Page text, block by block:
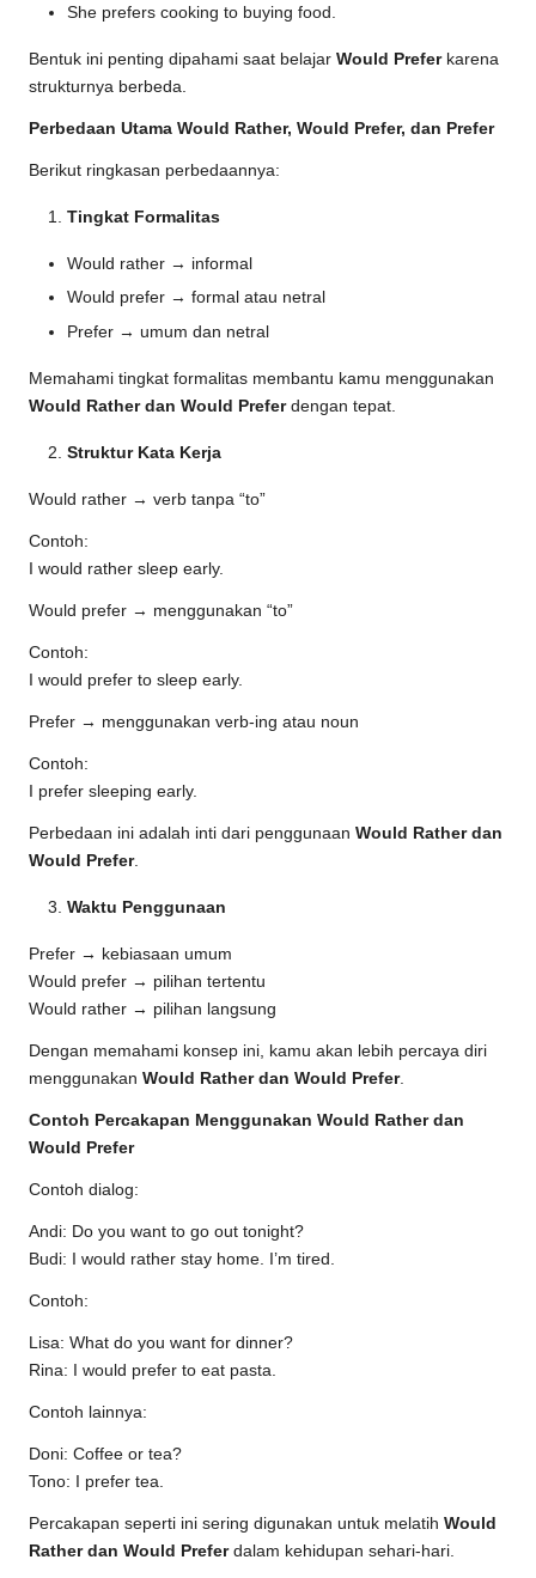
She prefers cooking to buying food.
Bentuk ini penting dipahami saat belajar Would Preferkarena
strukturnya berbeda.
Perbedaan Utama Would Rather, Would Prefer, dan Prefer
Berikut ringkasan perbedaannya:
Tingkat Formalitas
Would rather → informal
Would prefer → formal atau netral
Prefer → umum dan netral
Memahami tingkat formalitas membantu kamu menggunakan
Would Rather dan Would Preferdengan tepat.
Struktur Kata Kerja
Would rather → verb tanpa “to”
Contoh:
I would rather sleep early.
Would prefer → menggunakan “to”
Contoh:
I would prefer to sleep early.
Prefer → menggunakan verb-ing atau noun
Contoh:
I prefer sleeping early.
Perbedaan ini adalah inti dari penggunaan Would Rather dan
Would Prefer.
Waktu Penggunaan
Prefer → kebiasaan umum
Would prefer → pilihan tertentu
Would rather → pilihan langsung
Dengan memahami konsep ini, kamu akan lebih percaya diri
menggunakan Would Rather dan Would Prefer.
Contoh Percakapan Menggunakan Would Rather dan
Would Prefer
Contoh dialog:
Andi: Do you want to go out tonight?
Budi: I would rather stay home. I’m tired.
Contoh:
Lisa: What do you want for dinner?
Rina: I would prefer to eat pasta.
Contoh lainnya:
Doni: Coffee or tea?
Tono: I prefer tea.
Percakapan seperti ini sering digunakan untuk melatih Would
Rather dan Would Preferdalam kehidupan sehari-hari.